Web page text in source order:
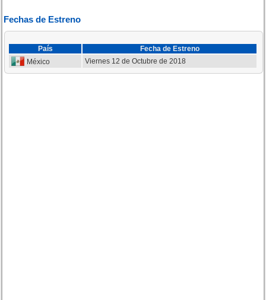
Fechas de Estreno
País
Fecha de Estreno
México
Viernes 12 de Octubre de 2018